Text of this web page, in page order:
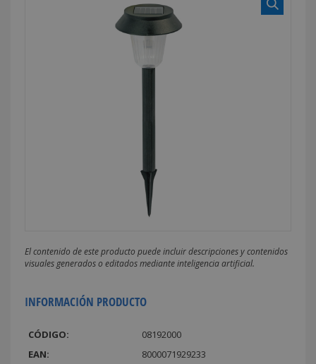
El contenido de este producto puede incluir descripciones y contenidos
visuales generados o editados mediante inteligencia artificial.
INFORMACIÓN PRODUCTO
CÓDIGO:
08192000
EAN:
8000071929233